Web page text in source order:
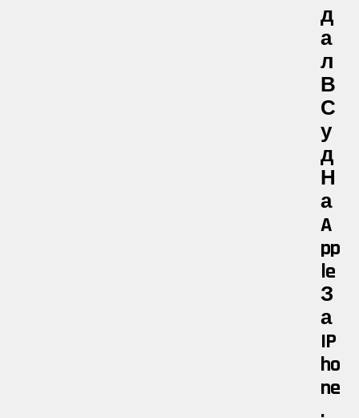
Д
А
Л
В
С
У
Д
Н
А
A
Pp
Le
З
А
IP
Ho
Ne
.